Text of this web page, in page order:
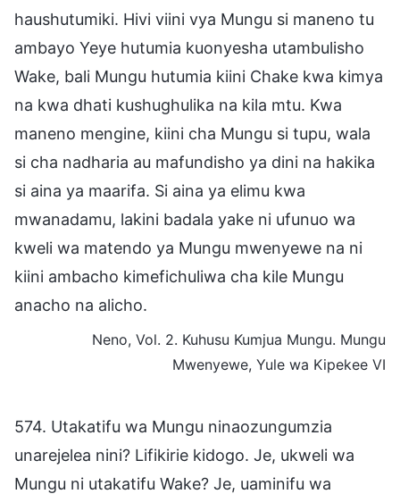
haushutumiki. Hivi viini vya Mungu si maneno tu
ambayo Yeye hutumia kuonyesha utambulisho
Wake, bali Mungu hutumia kiini Chake kwa kimya
na kwa dhati kushughulika na kila mtu. Kwa
maneno mengine, kiini cha Mungu si tupu, wala
si cha nadharia au mafundisho ya dini na hakika
si aina ya maarifa. Si aina ya elimu kwa
mwanadamu, lakini badala yake ni ufunuo wa
kweli wa matendo ya Mungu mwenyewe na ni
kiini ambacho kimefichuliwa cha kile Mungu
anacho na alicho.
Neno, Vol. 2. Kuhusu Kumjua Mungu. Mungu
Mwenyewe, Yule wa Kipekee VI
574. Utakatifu wa Mungu ninaozungumzia
unarejelea nini? Lifikirie kidogo. Je, ukweli wa
Mungu ni utakatifu Wake? Je, uaminifu wa